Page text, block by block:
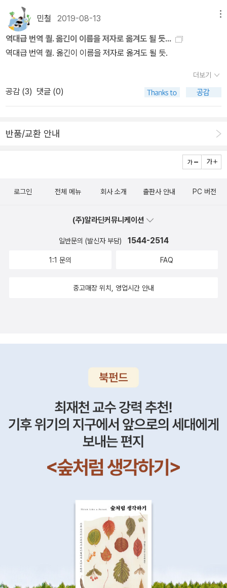
민철 2019-08-13
역대급 번역 퀄. 옮긴이 이름을 저자로 옮겨도 될 듯...
역대급 번역 퀄. 옮긴이 이름을 저자로 옮겨도 될 듯.
더보기
공감 (3) 댓글 (0)
반품/교환 안내
로그인 전체 메뉴 회사 소개 출판사 안내 PC 버전
(주)알라딘커뮤니케이션
일반문의 (발신자 부담) 1544-2514
1:1 문의 FAQ
중고매장 위치, 영업시간 안내